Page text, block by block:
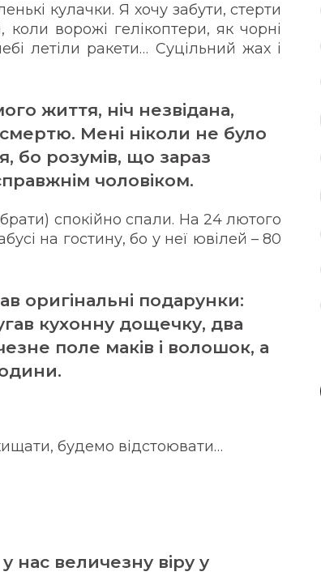
кулачки. Я хочу забути, стерти
коли ворожі гелікоптери, як чорні
летіли ракети… Суцільний жах і
життя, ніч незвідана,
Мені ніколи не було
бо розумів, що зараз
чоловіком.
спокійно спали. На 24 лютого
на гостину, бо у неї ювілей – 80
оригінальні подарунки:
кухонну дощечку, два
поле маків і волошок, а
будемо відстоювати…
нас величезну віру у